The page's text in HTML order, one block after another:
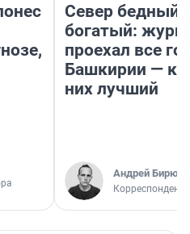
Север бедный,
богатый:
проехал все
Башкирии —
них лучший
Андрей
Корреспондент